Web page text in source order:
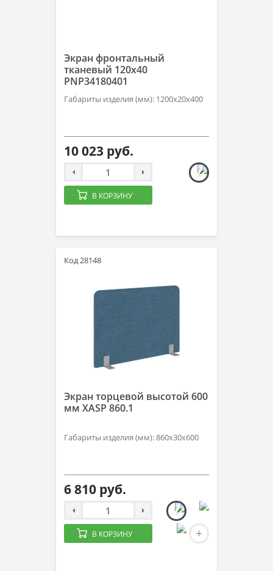
Экран фронтальный
тканевый 120x40
PNP34180401
Габариты изделия (мм): 1200х20х400
10 023 руб.
В КОРЗИНУ
Код 28148
Экран торцевой высотой 600
мм XASP 860.1
Габариты изделия (мм): 860х30х600
6 810 руб.
В КОРЗИНУ